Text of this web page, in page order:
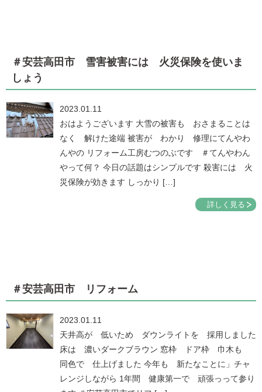
＃安芸高田市 雪害被害には 火災保険を使いま
しょう
2023.01.11
おはようございます 大雪の被害も おさまることは
なく 解けた途端 被害が わかり 修理にてんやわ
んやの リフォーム工房むつのぶです ＃てんやわん
やって何？ 今日の話題はシンプルです 殺害には 火
災保険が効きます しっかり […]
詳しく見る
＃安芸高田市 リフォーム
2023.01.11
天井高が 低いため ダウンライトを 採用しました
床は 濃いダークブラウン 窓枠 ドア枠 巾木も
同色で 仕上げました 今年も 新たなことに」チャ
レンジしながら 1年間 健康第一で 頑張っって参り